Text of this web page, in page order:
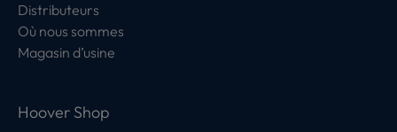
Distributeurs
Où nous sommes
Magasin d’usine
Hoover Shop